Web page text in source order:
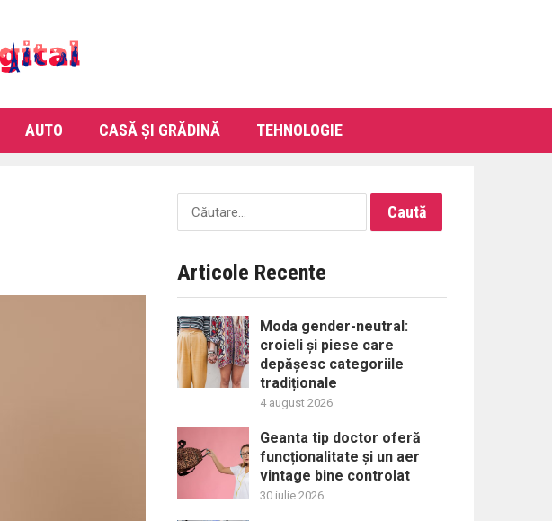
AUTO CASĂ ȘI GRĂDINĂ TEHNOLOGIE
Caută
după:
Articole Recente
Moda gender-neutral:
croieli și piese care
depășesc categoriile
tradiționale
4 august 2026
Geanta tip doctor oferă
funcționalitate și un aer
vintage bine controlat
30 iulie 2026